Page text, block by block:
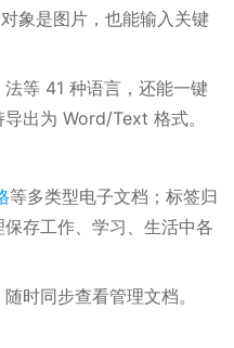
象是图片，也能输入关键
等 41 种语言，还能一键
出为 Word/Text 格式。
等多类型电子文档；标签归
存工作、学习、生活中各
时同步查看管理文档。